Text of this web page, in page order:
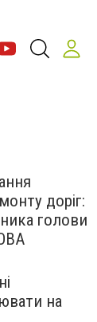
доріг:
голови
на